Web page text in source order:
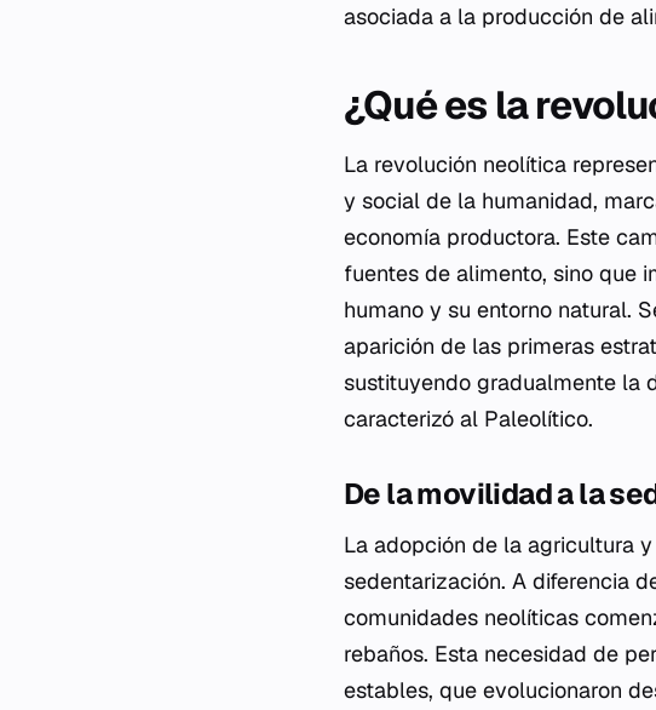
asociada a la producción de
¿Qué es la
La revolución neolítica
y social de la humanidad,
economía productora. Este
fuentes de alimento, sino que
humano y su entorno natural.
aparición de las primeras
sustituyendo gradualmente la
caracterizó al Paleolítico.
De la movilidad a la
La adopción de la agricultura
sedentarización. A diferencia
comunidades neolíticas
rebaños. Esta necesidad de
estables, que evolucionaron